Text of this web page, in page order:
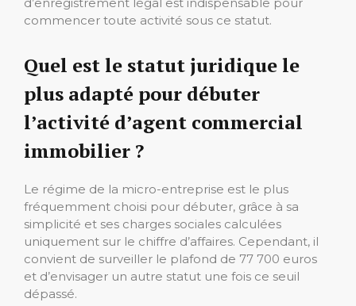
commencer toute activité sous ce statut.
Quel est le statut juridique le
plus adapté pour débuter
l’activité d’agent commercial
immobilier ?
Le régime de la micro-entreprise est le plus
fréquemment choisi pour débuter, grâce à sa
simplicité et ses charges sociales calculées
uniquement sur le chiffre d’affaires. Cependant, il
convient de surveiller le plafond de 77 700 euros
et d’envisager un autre statut une fois ce seuil
dépassé.